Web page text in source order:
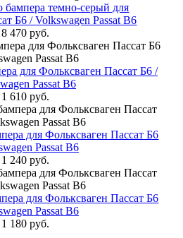
бампера темно-серый для
Б6 / Volkswagen Passat B6
8 470 руб.
для Фольксваген Пассат Б6 /
Passat B6
1 610 руб.
для Фольксваген Пассат Б6
Passat B6
1 240 руб.
для Фольксваген Пассат Б6
Passat B6
1 180 руб.